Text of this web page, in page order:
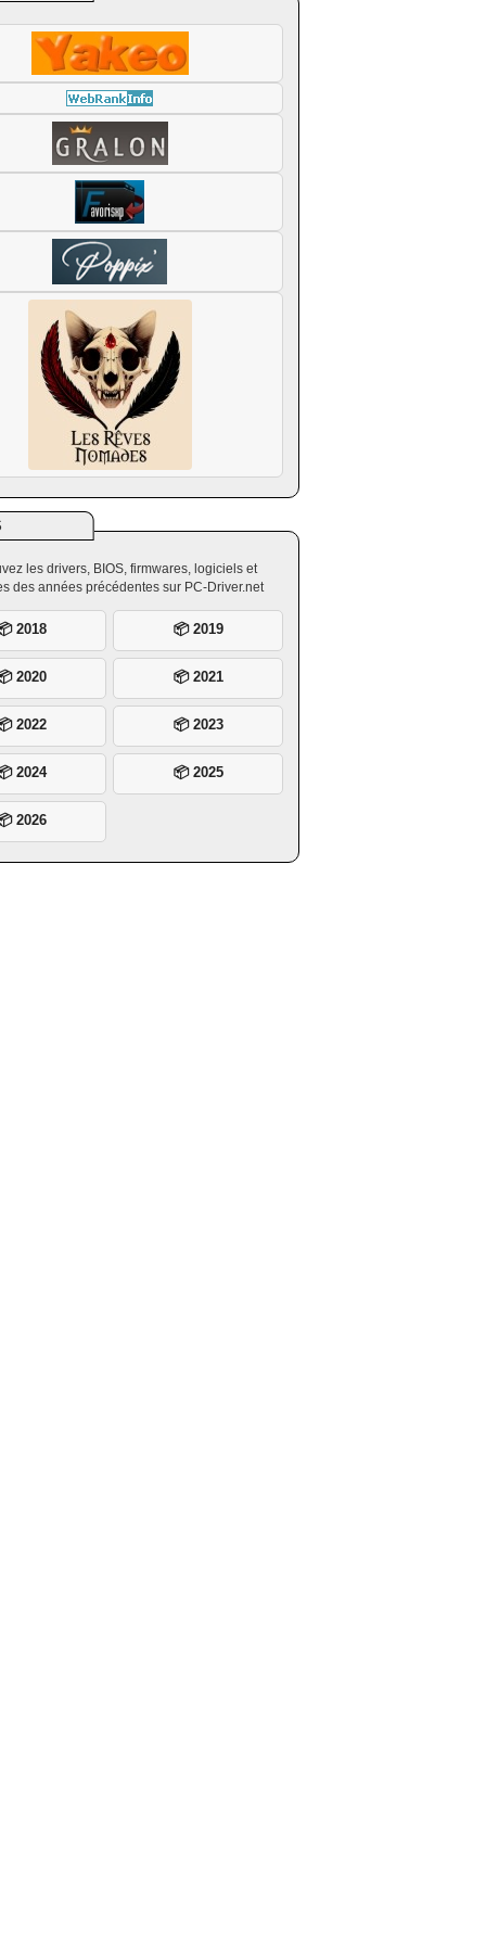
les drivers, BIOS, firmwares, logiciels et
des années précédentes sur PC-Driver.net
2018 📦 2019
2020 📦 2021
2022 📦 2023
2024 📦 2025
2026